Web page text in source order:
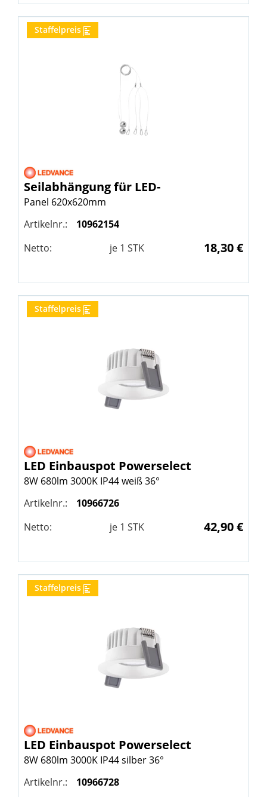
Staffelpreis
Seilabhängung für LED-
Panel 620x620mm
Artikelnr.:
10962154
Netto:
je 1 STK 18,30 €
Staffelpreis
LED Einbauspot Powerselect
8W 680lm 3000K IP44 weiß 36°
Artikelnr.:
10966726
Netto:
je 1 STK 42,90 €
Staffelpreis
LED Einbauspot Powerselect
8W 680lm 3000K IP44 silber 36°
Artikelnr.:
10966728